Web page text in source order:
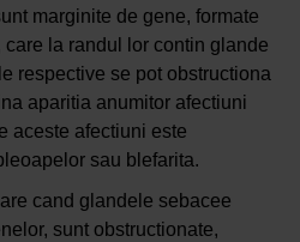
marginite de gene, formate
la randul lor contin glande
respective se pot obstructiona
aparitia anumitor afectiuni
aceste afectiuni este
sau blefarita.
cand glandele sebacee
sunt obstructionate,